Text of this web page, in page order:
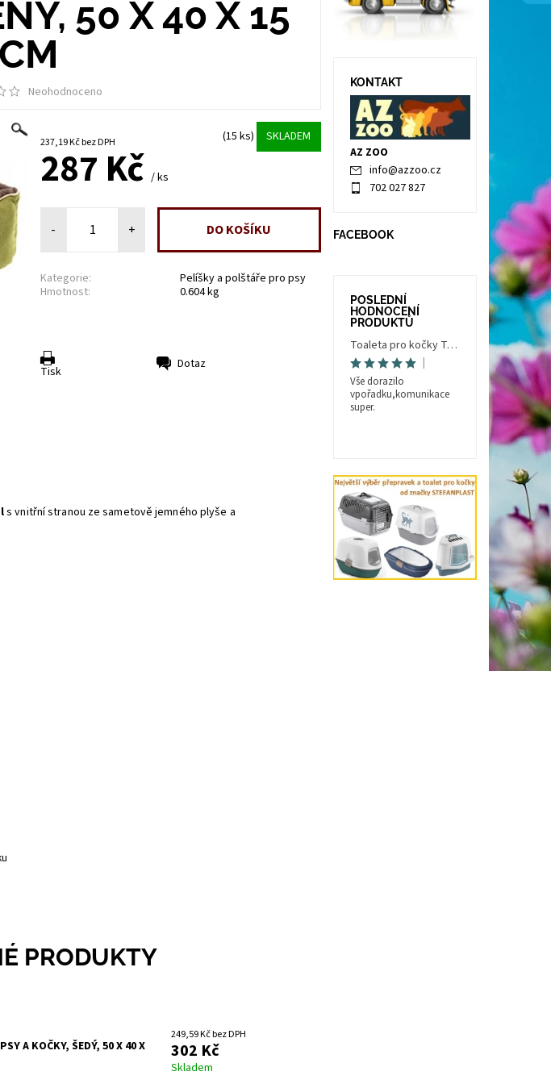
50 X 40 X 15
CM
Neohodnoceno
237,19 Kč bez DPH (15 ks) SKLADEM
287 Kč/ ks
- +
Kategorie:
Pelíšky a polštáře pro psy
Hmotnost:
0.604 kg
Tisk Dotaz
s vnitřní stranou ze sametově jemného plyše a
PRODUKTY
A KOČKY, ŠEDÝ, 50 X 40 X
249,59 Kč bez DPH
302 Kč
Skladem
KONTAKT
AZ ZOO
info@azzoo.cz
702 027 827
FACEBOOK
POSLEDNÍ
HODNOCENÍ
PRODUKTŮ
Toaleta pro kočky Trés Chic Indoor Filter, krytá - kočičí WC s filtrem, holubí šedá/bílá
|
Vše dorazilo
vpořadku,komunikace
super.